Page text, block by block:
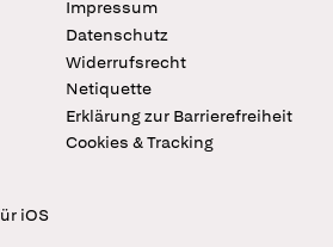
Impressum
Datenschutz
Widerrufsrecht
Netiquette
Erklärung zur Barrierefreiheit
Cookies & Tracking
iOS